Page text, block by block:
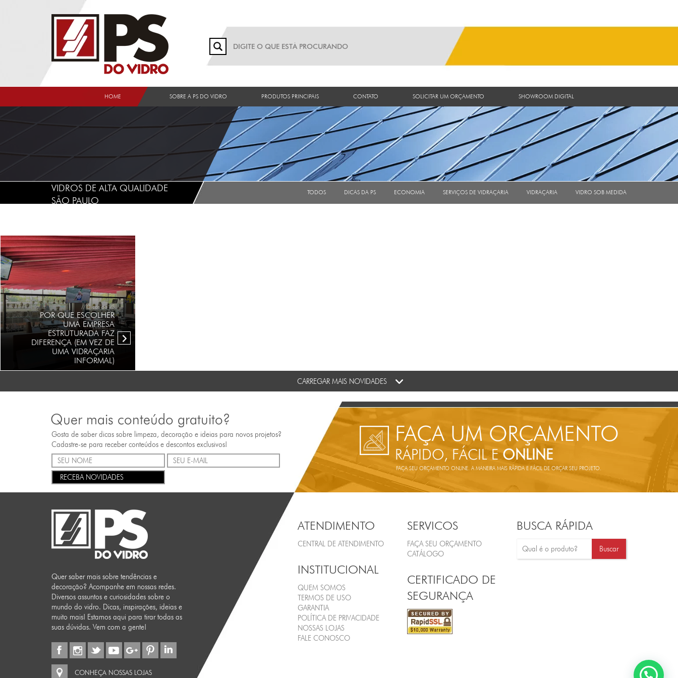
HOME SOBRE A PS DO VIDRO PRODUTOS PRINCIPAIS CONTATO SOLICITAR UM ORÇAMENTO SHOWROOM DIGITAL
VIDROS DE ALTA QUALIDADE
SÃO PAULO
TODOS DICAS DA PS ECONOMIA SERVIÇOS DE VIDRAÇARIA VIDRAÇARIA VIDRO SOB MEDIDA
// Dicas da PS
POR QUE ESCOLHER
UMA EMPRESA
ESTRUTURADA FAZ
DIFERENÇA (EM VEZ DE
UMA VIDRAÇARIA
INFORMAL)
CARREGAR MAIS NOVIDADES
Quer mais conteúdo gratuito?
Gosta de saber dicas sobre limpeza, decoração e ideias para novos projetos?
Cadastre-se para receber conteúdos e descontos exclusivos!
RECEBA NOVIDADES
FAÇA UM ORÇAMENTO
RÁPIDO, FÁCIL EONLINE
FAÇA SEU ORÇAMENTO ONLINE. A MANEIRA MAIS RÁPIDA E FÁCIL DE ORÇAR SEU PROJETO.
Quer saber mais sobre tendências e
decoração? Acompanhe em nossas redes.
Diversos assuntos e curiosidades sobre o
mundo do vidro. Dicas, inspirações, ideias e
muito mais! Estamos aqui para tirar todas as
suas dúvidas. Vem com a gente!
CONHEÇA NOSSAS LOJAS
ATENDIMENTO
CENTRAL DE ATENDIMENTO
INSTITUCIONAL
QUEM SOMOS
TERMOS DE USO
GARANTIA
POLÍTICA DE PRIVACIDADE
NOSSAS LOJAS
FALE CONOSCO
SERVICOS
FAÇA SEU ORÇAMENTO
CATÁLOGO
CERTIFICADO DE
SEGURANÇA
BUSCA RÁPIDA